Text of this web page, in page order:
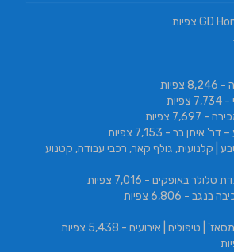
GD
- 8,246 צפיות
- 7,734 צפיות
- 7,697 צפיות
– דר' איתן בר - 7,153 צפיות
| קלנועית, גולף קאר, רכבי עבודה, קטנוע
סלולר באופקים - 7,016 צפיות
בנגב - 6,806 צפיות
| טיפולים | אירועים - 5,438 צפיות